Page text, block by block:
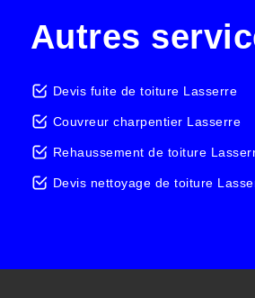
Autres
Devis fuite de toiture Lasserre
Couvreur charpentier Lasserre
Rehaussement de toiture
Devis nettoyage de toiture